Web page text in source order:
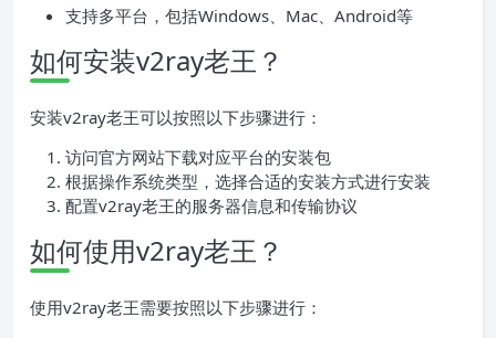
支持多平台，包括Windows、Mac、Android等
如何安装v2ray老王？
安装v2ray老王可以按照以下步骤进行：
访问官方网站下载对应平台的安装包
根据操作系统类型，选择合适的安装方式进行安装
配置v2ray老王的服务器信息和传输协议
如何使用v2ray老王？
使用v2ray老王需要按照以下步骤进行：